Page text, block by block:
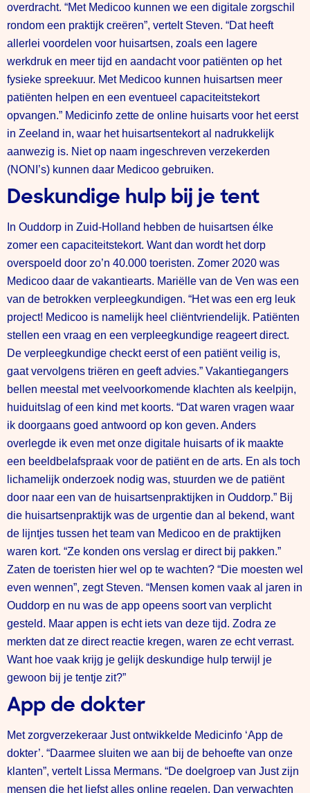
overdracht. “Met Medicoo kunnen we een digitale zorgschil
rondom een praktijk creëren”, vertelt Steven. “Dat heeft
allerlei voordelen voor huisartsen, zoals een lagere
werkdruk en meer tijd en aandacht voor patiënten op het
fysieke spreekuur. Met Medicoo kunnen huisartsen meer
patiënten helpen en een eventueel capaciteitstekort
opvangen.” Medicinfo zette de online huisarts voor het eerst
in Zeeland in, waar het huisartsentekort al nadrukkelijk
aanwezig is. Niet op naam ingeschreven verzekerden
(NONI’s) kunnen daar Medicoo gebruiken.
Deskundige hulp bij je tent
In Ouddorp in Zuid-Holland hebben de huisartsen élke
zomer een capaciteitstekort. Want dan wordt het dorp
overspoeld door zo’n 40.000 toeristen. Zomer 2020 was
Medicoo daar de vakantiearts. Mariëlle van de Ven was een
van de betrokken verpleegkundigen. “Het was een erg leuk
project! Medicoo is namelijk heel cliëntvriendelijk. Patiënten
stellen een vraag en een verpleegkundige reageert direct.
De verpleegkundige checkt eerst of een patiënt veilig is,
gaat vervolgens triëren en geeft advies.” Vakantiegangers
bellen meestal met veelvoorkomende klachten als keelpijn,
huiduitslag of een kind met koorts. “Dat waren vragen waar
ik doorgaans goed antwoord op kon geven. Anders
overlegde ik even met onze digitale huisarts of ik maakte
een beeldbelafspraak voor de patiënt en de arts. En als toch
lichamelijk onderzoek nodig was, stuurden we de patiënt
door naar een van de huisartsenpraktijken in Ouddorp.” Bij
die huisartsenpraktijk was de urgentie dan al bekend, want
de lijntjes tussen het team van Medicoo en de praktijken
waren kort. “Ze konden ons verslag er direct bij pakken.”
Zaten de toeristen hier wel op te wachten? “Die moesten wel
even wennen”, zegt Steven. “Mensen komen vaak al jaren in
Ouddorp en nu was de app opeens soort van verplicht
gesteld. Maar appen is echt iets van deze tijd. Zodra ze
merkten dat ze direct reactie kregen, waren ze echt verrast.
Want hoe vaak krijg je gelijk deskundige hulp terwijl je
gewoon bij je tentje zit?”
App de dokter
Met zorgverzekeraar Just ontwikkelde Medicinfo ‘App de
dokter’. “Daarmee sluiten we aan bij de behoefte van onze
klanten”, vertelt Lissa Mermans. “De doelgroep van Just zijn
mensen die het liefst alles online regelen. Dan verwachten